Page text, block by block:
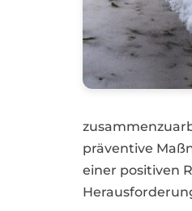
präventive
einer positiven